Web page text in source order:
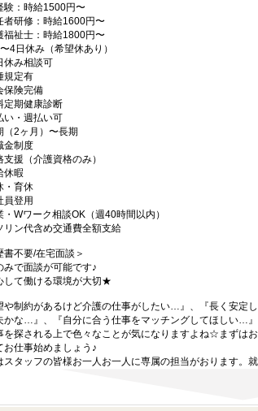
験：時給1500円〜
者研修：時給1600円〜
福祉士：時給1800円〜
4日休み（希望休あり）
み相談可
規定有
険完備
期健康診断
・週払い可
2ヶ月）〜長期
制度
援（介護資格のみ）
暇
育休
登用
Wワーク相談OK（週40時間以内）
ン代含め交通費全額支給
書不要/在宅面談＞
みで面談が可能です♪
て働ける環境が大切★
や制約があるけど介護の仕事がしたい…』、『長く安
かな…』、『自分に合う仕事をマッチングしてほしい…』
を探される上で色々なことが気になりますよね☆まずは
お仕事始めましょう♪
スタッフの皆様お一人お一人に専属の担当がおります。